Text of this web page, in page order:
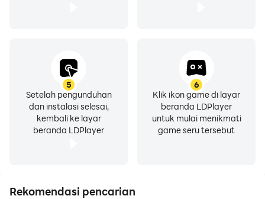
5
Setelah pengunduhan
dan instalasi selesai,
kembali ke layar
beranda LDPlayer
6
Klik ikon game di layar
beranda LDPlayer
untuk mulai menikmati
game seru tersebut
Rekomendasi pencarian